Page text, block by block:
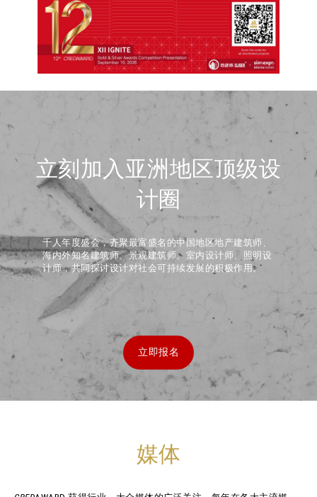
立刻加入亚洲地区顶级设
计圈
千人年度盛会，齐聚最富盛名的中国地区地产建筑师、
海内外知名建筑师、景观建筑师、室内设计师、照明设
计师，共同探讨设计对社会可持续发展的积极作用。
立即报名
媒体